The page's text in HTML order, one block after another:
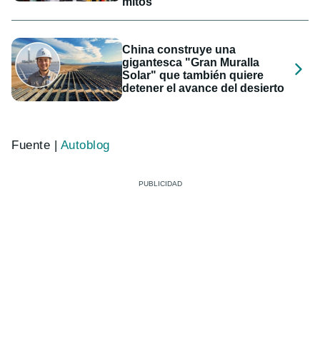
China construye una
gigantesca "Gran Muralla
Solar" que también quiere
detener el avance del desierto
Fuente | Autoblog